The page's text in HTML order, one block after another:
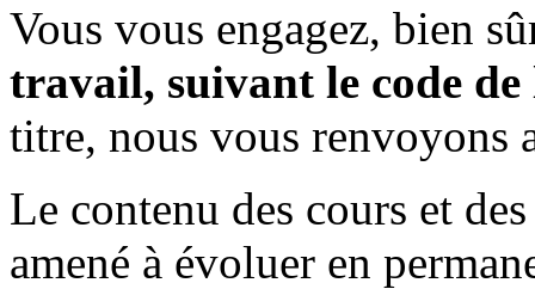
Vous vous engagez, bien
travail, suivant le code
titre, nous vous renvoyons
Le contenu des cours et
amené à évoluer en